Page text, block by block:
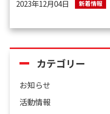
2023年12月04日
新着情報
カテゴリー
お知らせ
活動情報